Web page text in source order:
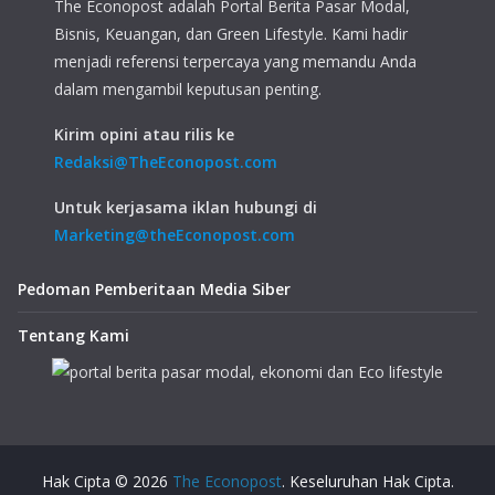
The Econopost adalah Portal Berita Pasar Modal,
Bisnis, Keuangan, dan Green Lifestyle. Kami hadir
menjadi referensi terpercaya yang memandu Anda
dalam mengambil keputusan penting.
Kirim opini atau rilis ke
Redaksi@TheEconopost.com
Untuk kerjasama iklan hubungi di
Marketing@theEconopost.com
Pedoman Pemberitaan Media Siber
Tentang Kami
Hak Cipta © 2026 The Econopost. Keseluruhan Hak Cipta.